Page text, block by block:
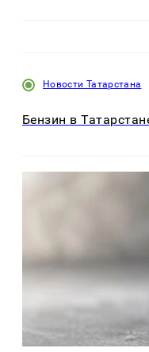
Новости Татарстана
Бензин в